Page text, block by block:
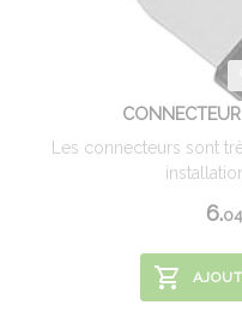
Les connecteurs sont
6.04